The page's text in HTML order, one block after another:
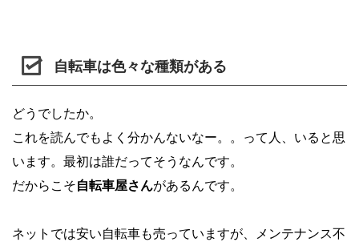
自転車は色々な種類がある
どうでしたか。
これを読んでもよく分かんないなー。。って人、いると思
います。最初は誰だってそうなんです。
だからこそ自転車屋さんがあるんです。
ネットでは安い自転車も売っていますが、メンテナンス不